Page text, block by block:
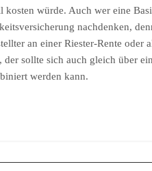
würde. Auch wer eine
nachdenken,
an einer Riester-Rente oder
der sollte sich auch gleich über
werden kann.